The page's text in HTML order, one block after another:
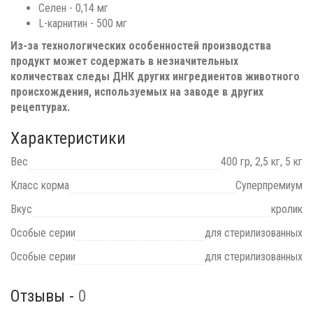
Селен - 0,14 мг
L-карнитин - 500 мг
Из-за технологических особенностей производства
продукт может содержать в незначительных
количествах следы ДНК других ингредиентов животного
происхождения, используемых на заводе в других
рецептурах.
Характеристики
Вес
400 гр, 2,5 кг, 5 кг
Класс корма
Суперпремиум
Вкус
кролик
Особые серии
для стерилизованных
Особые серии
для стерилизованных
Отзывы - 0